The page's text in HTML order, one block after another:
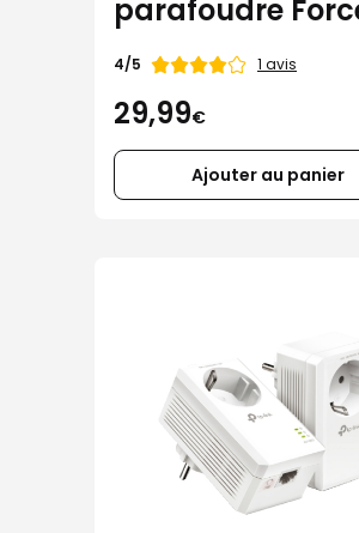
parafoudre
Power Lite (5
USB-A + USB-C)
Note
4/5 1 avis
29,99€
Ajouter au panier